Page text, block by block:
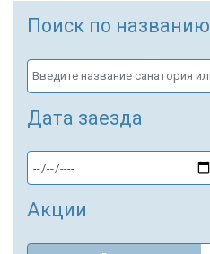
Поиск по названию
Дата заезда
Акции